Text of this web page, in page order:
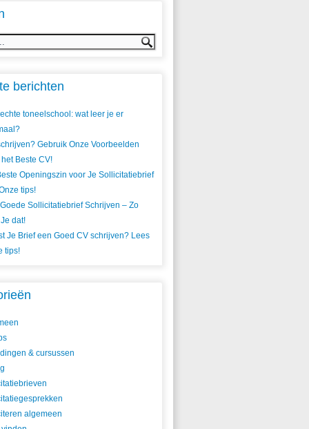
berichten
toneelschool: wat leer je er
Gebruik Onze Voorbeelden
Beste CV!
Openingszin voor Je Sollicitatiebrief
tips!
Sollicitatiebrief Schrijven – Zo
dat!
Je Brief een Goed CV schrijven? Lees
tips!
& cursussen
algemeen